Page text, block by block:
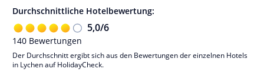
Durchschnittliche Hotelbewertung:
5,0/6
140 Bewertungen
Der Durchschnitt ergibt sich aus den Bewertungen der einzelnen Hotels
in Lychen auf HolidayCheck.